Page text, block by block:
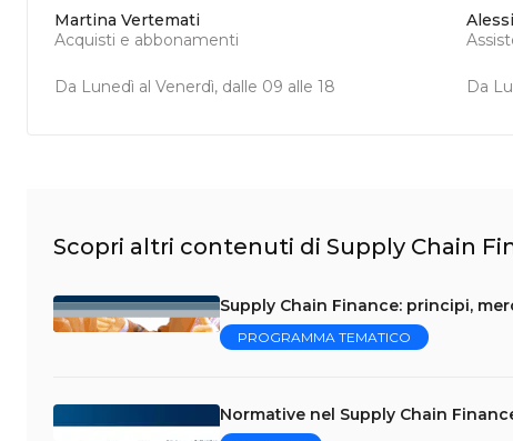
Martina Vertemati
Acquisti e abbonamenti
Da Lunedì al Venerdì, dalle 09 alle 18 Da
Scopri altri contenuti di Supply Chain
Supply Chain Finance: principi,
PROGRAMMA TEMATICO
Normative nel Supply Chain